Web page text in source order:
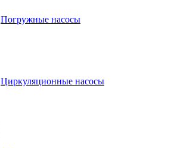
Погружные насосы
Циркуляционные насосы